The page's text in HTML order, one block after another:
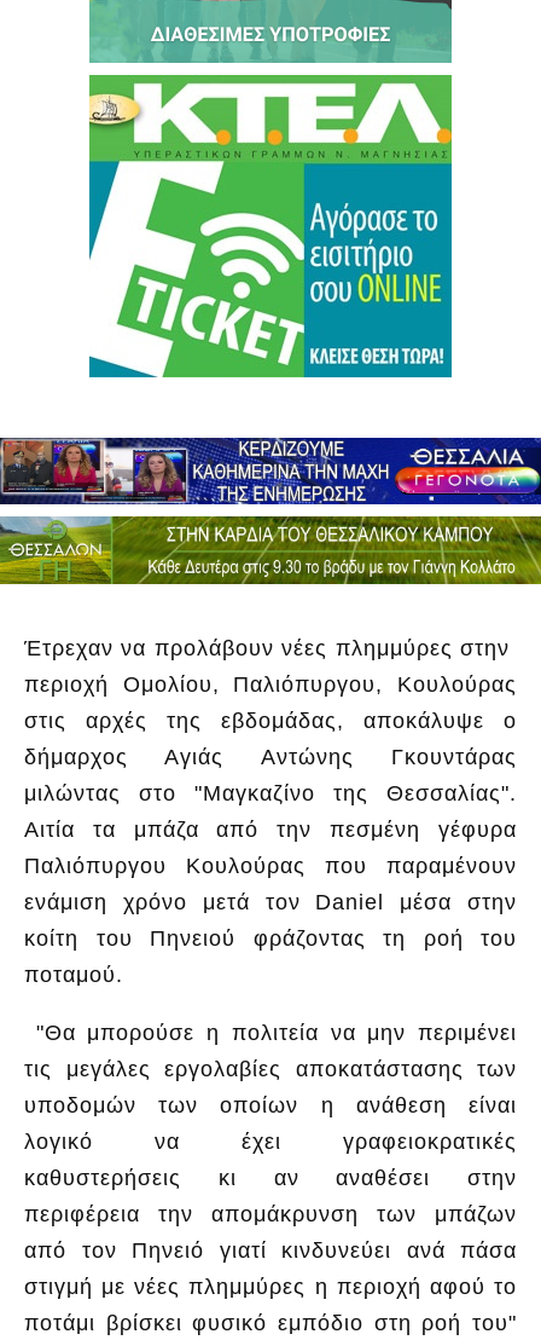
Έτρεχαν να προλάβουν νέες πλημμύρες στην
περιοχή Ομολίου, Παλιόπυργου, Κουλούρας
στις αρχές της εβδομάδας, αποκάλυψε ο
δήμαρχος Αγιάς Αντώνης Γκουντάρας
μιλώντας στο "Μαγκαζίνο της Θεσσαλίας".
Αιτία τα μπάζα από την πεσμένη γέφυρα
Παλιόπυργου Κουλούρας που παραμένουν
ενάμιση χρόνο μετά τον Daniel μέσα στην
κοίτη του Πηνειού φράζοντας τη ροή του
ποταμού.
"Θα μπορούσε η πολιτεία να μην περιμένει
τις μεγάλες εργολαβίες αποκατάστασης των
υποδομών των οποίων η ανάθεση είναι
λογικό να έχει γραφειοκρατικές
καθυστερήσεις κι αν αναθέσει στην
περιφέρεια την απομάκρυνση των μπάζων
από τον Πηνειό γιατί κινδυνεύει ανά πάσα
στιγμή με νέες πλημμύρες η περιοχή αφού το
ποτάμι βρίσκει φυσικό εμπόδιο στη ροή του"